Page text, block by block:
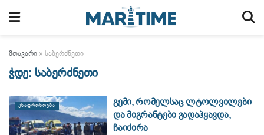
მთავარი » საბერძნეთი
ჭდე: საბერძნეთი
ᲣᲡᲐᲤᲠᲗᲮᲝᲔᲑᲐ
გემი, რომელსაც ლტოლვილები
და მიგრანტები გადაჰყავდა,
ჩაიძირა